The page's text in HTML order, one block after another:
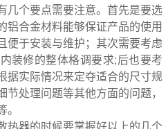
几个要点需要注意。首先是要选
铝合金材料能够保证产品的使用
便于安装与维护；其次需要考虑
装修的整体格调要求;后也要考
据实际情况来定夺适合的尺寸规
处理问题等其他方面的问题，
热器的时候要掌握好以上的几个